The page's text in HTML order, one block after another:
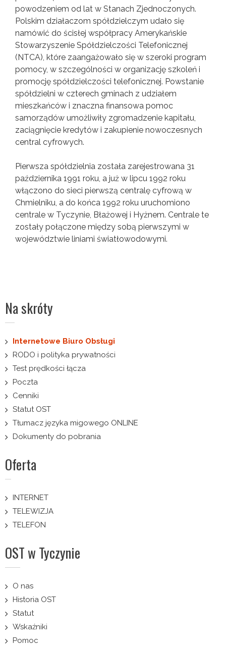
powodzeniem od lat w Stanach Zjednoczonych.
Polskim działaczom spółdzielczym udało się
namówić do ścisłej współpracy Amerykańskie
Stowarzyszenie Spółdzielczości Telefonicznej
(NTCA), które zaangażowało się w szeroki program
pomocy, w szczególności w organizację szkoleń i
promocję spółdzielczości telefonicznej. Powstanie
spółdzielni w czterech gminach z udziałem
mieszkańców i znaczna finansowa pomoc
samorządów umożliwiły zgromadzenie kapitału,
zaciągnięcie kredytów i zakupienie nowoczesnych
central cyfrowych.
Pierwsza spółdzielnia została zarejestrowana 31
października 1991 roku, a już w lipcu 1992 roku
włączono do sieci pierwszą centralę cyfrową w
Chmielniku, a do końca 1992 roku uruchomiono
centrale w Tyczynie, Błażowej i Hyżnem. Centrale te
zostały połączone między sobą pierwszymi w
województwie liniami światłowodowymi.
Na skróty
Internetowe Biuro Obsługi
RODO i polityka prywatności
Test prędkości łącza
Poczta
Cenniki
Statut OST
Tłumacz języka migowego ONLINE
Dokumenty do pobrania
Oferta
INTERNET
TELEWIZJA
TELEFON
OST w Tyczynie
O nas
Historia OST
Statut
Wskaźniki
Pomoc